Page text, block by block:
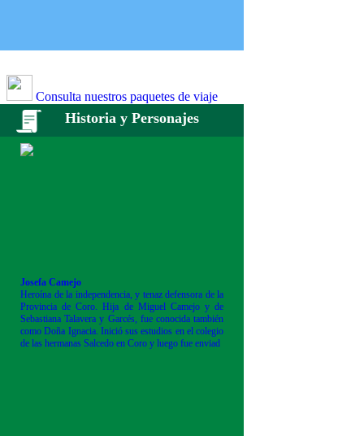
Consulta nuestros paquetes de viaje
Historia y Personajes
Josefa Camejo
Heroína de la independencia, y tenaz defensora de la
Provincia de Coro. Hija de Miguel Camejo y de
Sebastiana Talavera y Garcés, fue conocida también
como Doña Ignacia. Inició sus estudios en el colegio
de las hermanas Salcedo en Coro y luego fue enviad